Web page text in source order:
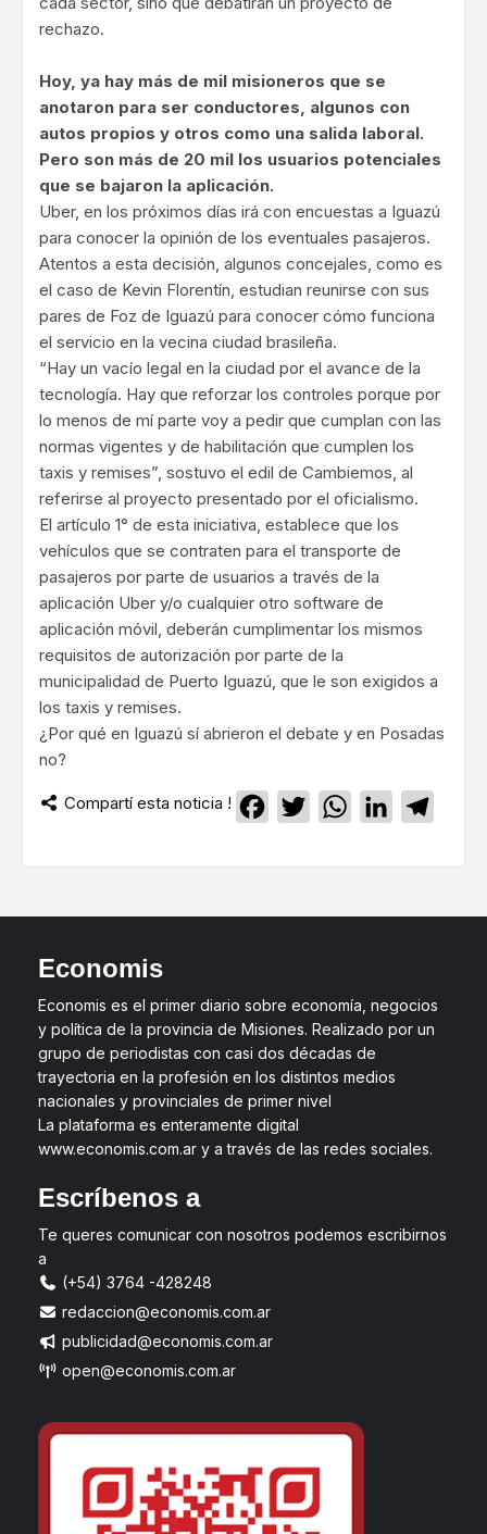
rechazo.
Hoy, ya hay más de mil misioneros que se
anotaron para ser conductores, algunos con
autos propios y otros como una salida laboral.
Pero son más de 20 mil los usuarios potenciales
que se bajaron la aplicación.
Uber, en los próximos días irá con encuestas a Iguazú
para conocer la opinión de los eventuales pasajeros.
Atentos a esta decisión, algunos concejales, como es
el caso de Kevin Florentín, estudian reunirse con sus
pares de Foz de Iguazú para conocer cómo funciona
el servicio en la vecina ciudad brasileña.
“Hay un vacío legal en la ciudad por el avance de la
tecnología. Hay que reforzar los controles porque por
lo menos de mí parte voy a pedir que cumplan con las
normas vigentes y de habilitación que cumplen los
taxis y remises”, sostuvo el edil de Cambiemos, al
referirse al proyecto presentado por el oficialismo.
El artículo 1° de esta iniciativa, establece que los
vehículos que se contraten para el transporte de
pasajeros por parte de usuarios a través de la
aplicación Uber y/o cualquier otro software de
aplicación móvil, deberán cumplimentar los mismos
requisitos de autorización por parte de la
municipalidad de Puerto Iguazú, que le son exigidos a
los taxis y remises.
¿Por qué en Iguazú sí abrieron el debate y en Posadas
no?
Compartí esta noticia ! Facebook
TwitterWhatsApp
LinkedIn
Economis
Economis es el primer diario sobre economía, negocios
y política de la provincia de Misiones. Realizado por un
grupo de periodistas con casi dos décadas de
trayectoria en la profesión en los distintos medios
nacionales y provinciales de primer nivel
La plataforma es enteramente digital
www.economis.com.ar y a través de las redes sociales.
Escríbenos a
Te queres comunicar con nosotros podemos escribirnos
a
(+54) 3764 -428248
redaccion@economis.com.ar
publicidad@economis.com.ar
open@economis.com.ar